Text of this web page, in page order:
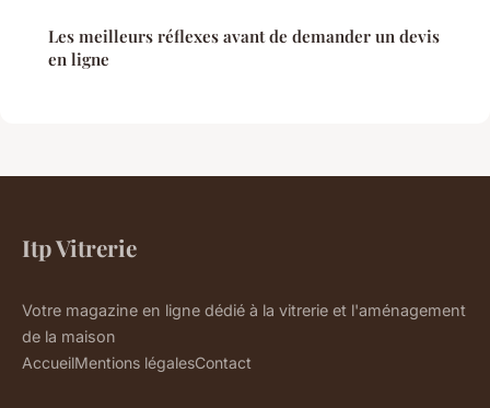
Les meilleurs réflexes avant de demander un devis
en ligne
Itp Vitrerie
Votre magazine en ligne dédié à la vitrerie et l'aménagement
de la maison
AccueilMentions légalesContact